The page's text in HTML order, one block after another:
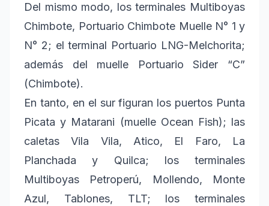
Del mismo modo, los terminales Multiboyas
Chimbote, Portuario Chimbote Muelle N° 1 y
N° 2; el terminal Portuario LNG-Melchorita;
además del muelle Portuario Sider “C”
(Chimbote).
En tanto, en el sur figuran los puertos Punta
Picata y Matarani (muelle Ocean Fish); las
caletas Vila Vila, Atico, El Faro, La
Planchada y Quilca; los terminales
Multiboyas Petroperú, Mollendo, Monte
Azul, Tablones, TLT; los terminales